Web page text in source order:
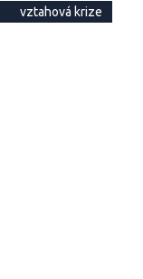
vztahová krize